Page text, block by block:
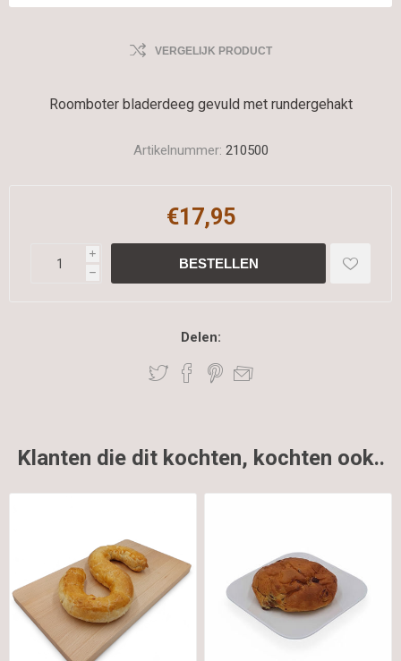
VERGELIJK PRODUCT
Roomboter bladerdeeg gevuld met rundergehakt
Artikelnummer: 210500
€17,95
i
h
Delen:
Klanten die dit kochten, kochten ook..